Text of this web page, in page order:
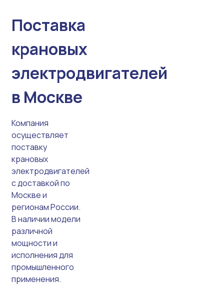
Поставка
крановых
электродвигателей
в Москве
Компания
осуществляет
поставку
крановых
электродвигателей
с доставкой по
Москве и
регионам России.
В наличии модели
различной
мощности и
исполнения для
промышленного
применения.